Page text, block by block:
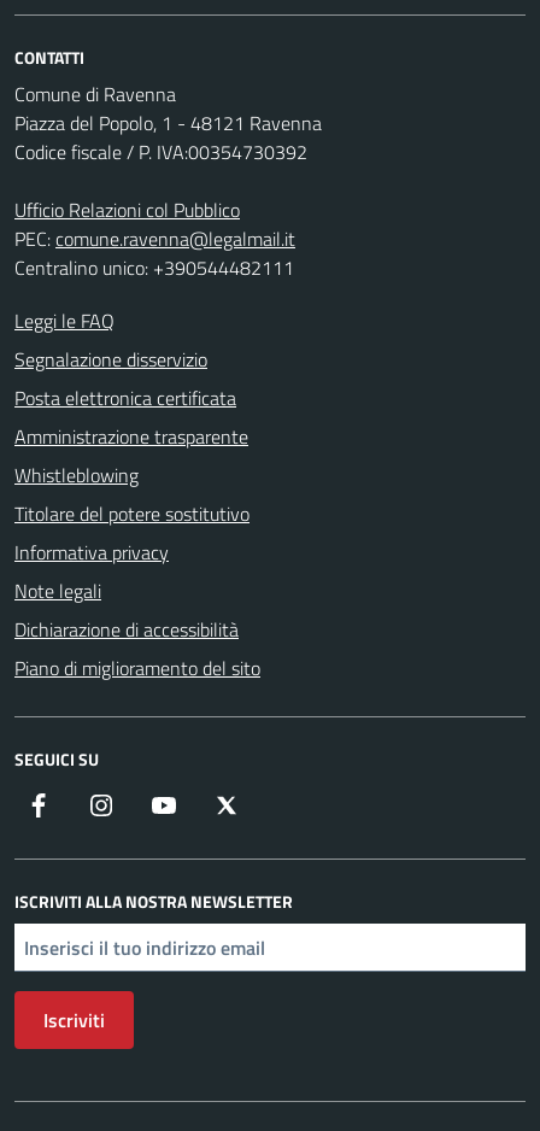
CONTATTI
Comune di Ravenna
Piazza del Popolo, 1 - 48121 Ravenna
Codice fiscale / P. IVA:00354730392
Ufficio Relazioni col Pubblico
PEC:comune.ravenna@legalmail.it
Centralino unico: +390544482111
Leggi le FAQ
Segnalazione disservizio
Posta elettronica certificata
Amministrazione trasparente
Whistleblowing
Titolare del potere sostitutivo
Informativa privacy
Note legali
Dichiarazione di accessibilità
Piano di miglioramento del sito
SEGUICI SU
Facebook Instagram YouTube
ISCRIVITI ALLA NOSTRA NEWSLETTER